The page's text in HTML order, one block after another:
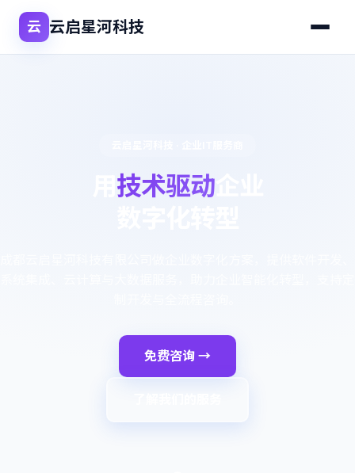
云 云启星河科技
技术驱动企业
免费咨询 →